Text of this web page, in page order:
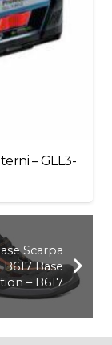
– GLL3-
Scarpa
Base
– B617